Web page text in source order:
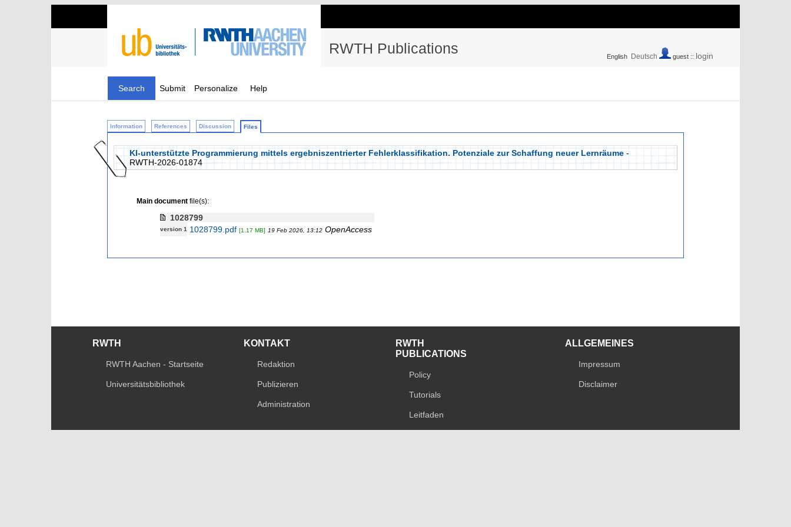
RWTH Publications English Deutsch guest :: login
Search Submit Personalize Help
Information References Discussion Files
KI-unterstützte Programmierung mittels ergebniszentrierter Fehlerklassifikation. Potenziale zur Schaffung neuer Lernräume -
RWTH-2026-01874
Main documentfile(s):
1028799
version 1 1028799.pdf [1.17 MB] 19 Feb 2026, 13:12 OpenAccess
RWTH
RWTH Aachen - Startseite
Universitätsbibliothek
KONTAKT
Redaktion
Publizieren
Administration
RWTH
PUBLICATIONS
Policy
Tutorials
Leitfaden
ALLGEMEINES
Impressum
Disclaimer